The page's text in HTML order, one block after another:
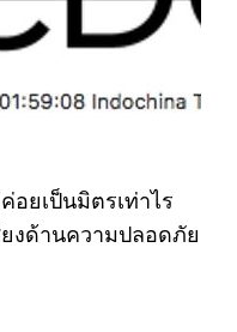
อยเป็นมิตรเท่าไร
งด้านความปลอดภัย